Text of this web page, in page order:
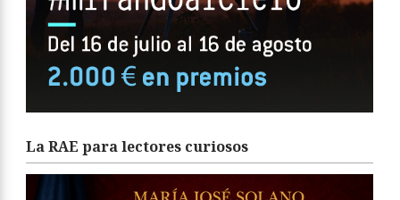
La RAE para lectores curiosos